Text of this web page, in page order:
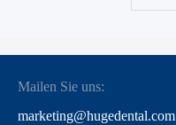
Mailen Sie uns:
marketing@hugedental.com